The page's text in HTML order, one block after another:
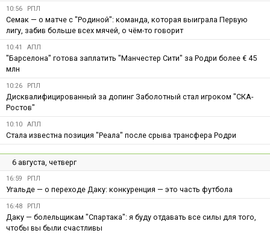
10:56 РПЛ
Семак — о матче с "Родиной": команда, которая выиграла Первую
лигу, забив больше всех мячей, о чём-то говорит
10:41 АПЛ
"Барселона" готова заплатить "Манчестер Сити" за Родри более € 45
млн
10:26 РПЛ
Дисквалифицированный за допинг Заболотный стал игроком "СКА-
Ростов"
10:10 АПЛ
Стала известна позиция "Реала" после срыва трансфера Родри
6 августа, четверг
16:59 РПЛ
Угальде — о переходе Даку: конкуренция — это часть футбола
16:48 РПЛ
Даку — болельщикам "Спартака": я буду отдавать все силы для того,
чтобы вы были счастливы